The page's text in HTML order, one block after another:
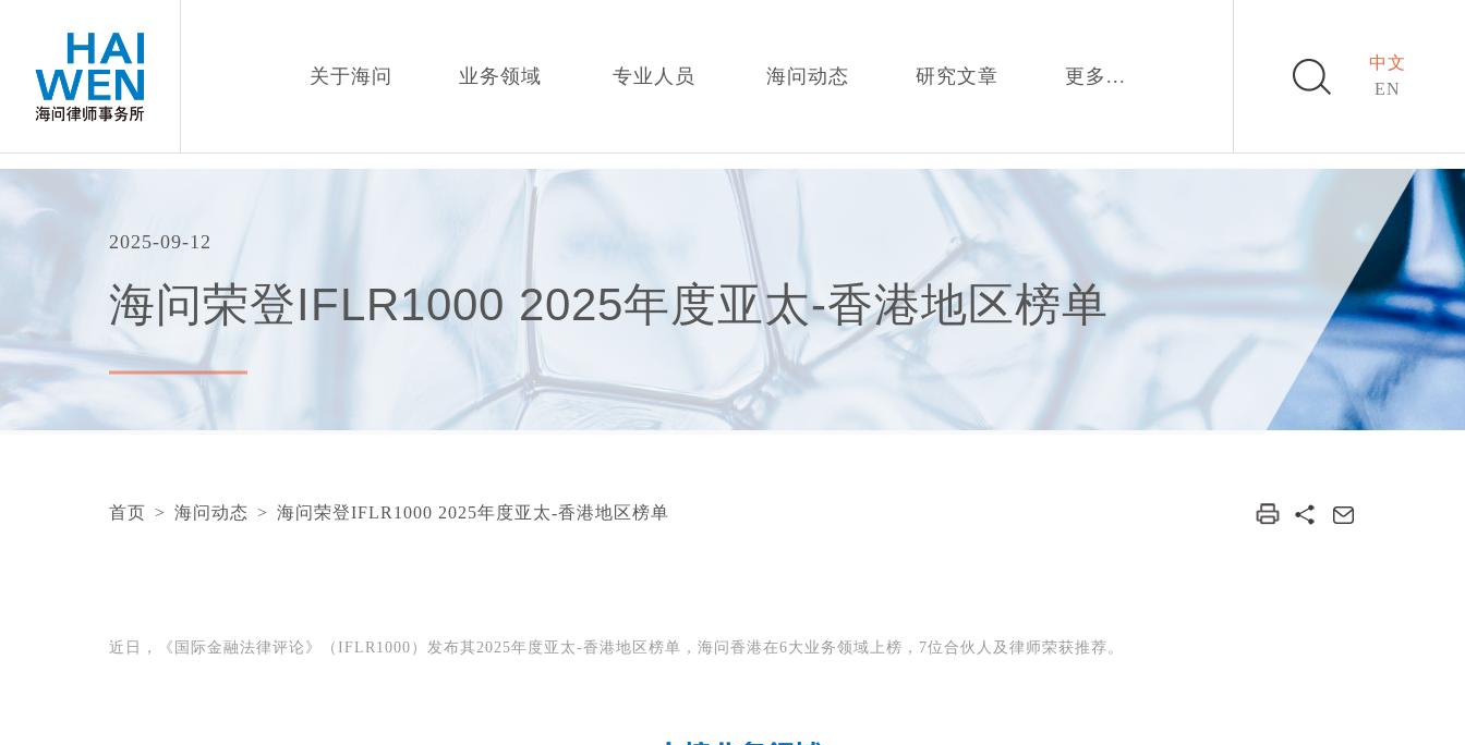
关于海问 业务领域 专业人员 海问动态 研究文章 更多...
中文
EN
2025-09-12
海问荣登IFLR1000 2025年度亚太-香港地区榜单
首页 > 海问动态 > 海问荣登IFLR1000 2025年度亚太-香港地区榜单
近日，《国际金融法律评论》（IFLR1000）发布其2025年度亚太-香港地区榜单，海问香港在6大业务领域上榜，7位合伙人及律师荣获推荐。